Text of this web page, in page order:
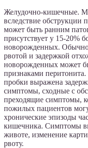
Желудочно-кишечные.
вследствие
может быть ранним
присутствует у 15-20%
новорожденных. Обычно
рвотой и задержкой
новорожденных может
признаками
пробки выражена
симптомы, сходные с
преходящие симптомы,
пожилых пациентов
хронические эпизоды
кишечника. Симптомы
животе, изменение
рвоту.